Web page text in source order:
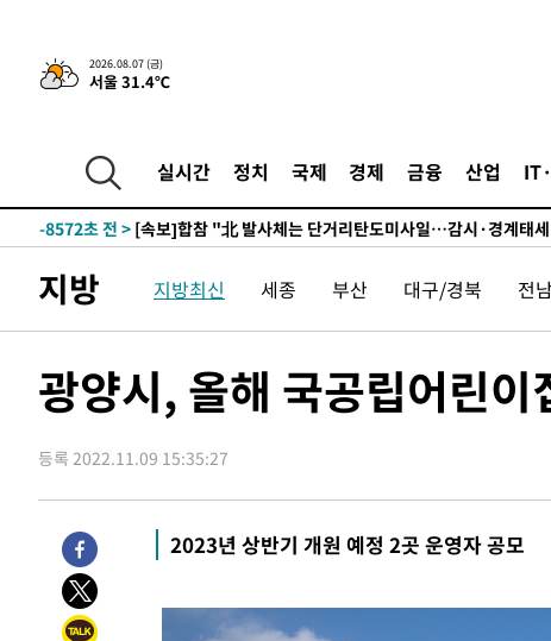
2026.08.07 (금)
서울 31.4℃
실시간 정치 국제 경제 금융 산업
-26062초 전 >'월드컵 탈락 후폭풍' 축구협회…11시간 걸린 초유의 압수수
합)
-25498초 전 >[속보] 뉴욕증시, 혼조 출발…나스닥 0.3%↓, 다우 0.14%↑
-22976초 전 >
경찰, '홍명보는 2순위' 결론냈던 스포츠윤리센터도 압수수
-8572초 전 >
-8320초 전 > 日방위성, 北이 동해로 쏜 발사체는 탄도미사일 가능성
-6156초 전 >
[속보]합참 "북, 동해상으로 미상 발사체 발사"
-5552초 전 >'낮 최고 39도' 불볕더위…한밤 열대야도 계속[내일날씨]
-5173초 전 >"韓 외환시장 개입 관측 배경엔 美의 대한국 무역적자 있어"
-4840초 전 >서울 낮 37.9도, 올여름 최고치 경신…영등포 순간 '40도'
-4402초 전 >[속보]종합특검, 대검 추가 압수수색…내란 중요임무종사 혐
-497초 전 >
[속보]코스닥, 800p 회복…0.26% 오른 801.67 마감
-427초 전 >
[속보]코스피, 301.88포인트(4.58%) 내린 6296.38 마감
-292초 전 >
35분 전 >
"여기 떨어졌다"…다누리, 스페이스X 로켓 달 충돌 흔적 포착
지방 지방최신 세종 부산 대구/경북 전
광양시, 올해 국공립어린
등록 2022.11.09 15:35:27
2023년 상반기 개원 예정 2곳 운영자 공모